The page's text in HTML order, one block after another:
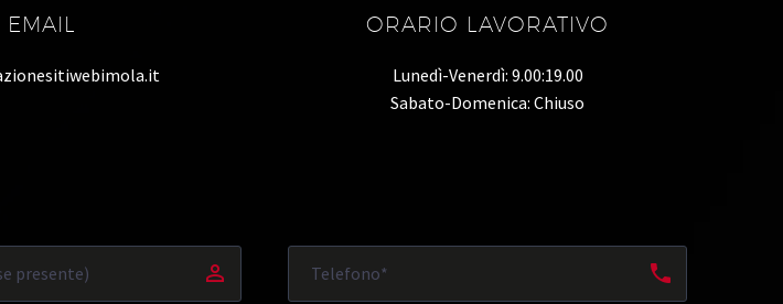
EMAIL ORARIO LAVORATIVO
Lunedì-Venerdì: 9.00:19.00
Sabato-Domenica: Chiuso